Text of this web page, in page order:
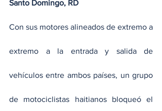
Santo Domingo, RD
Con sus motores alineados de extremo a
extremo a la entrada y salida de
vehículos entre ambos países, un grupo
de motociclistas haitianos bloqueó el